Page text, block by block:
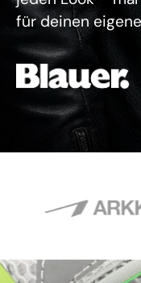
für deinen